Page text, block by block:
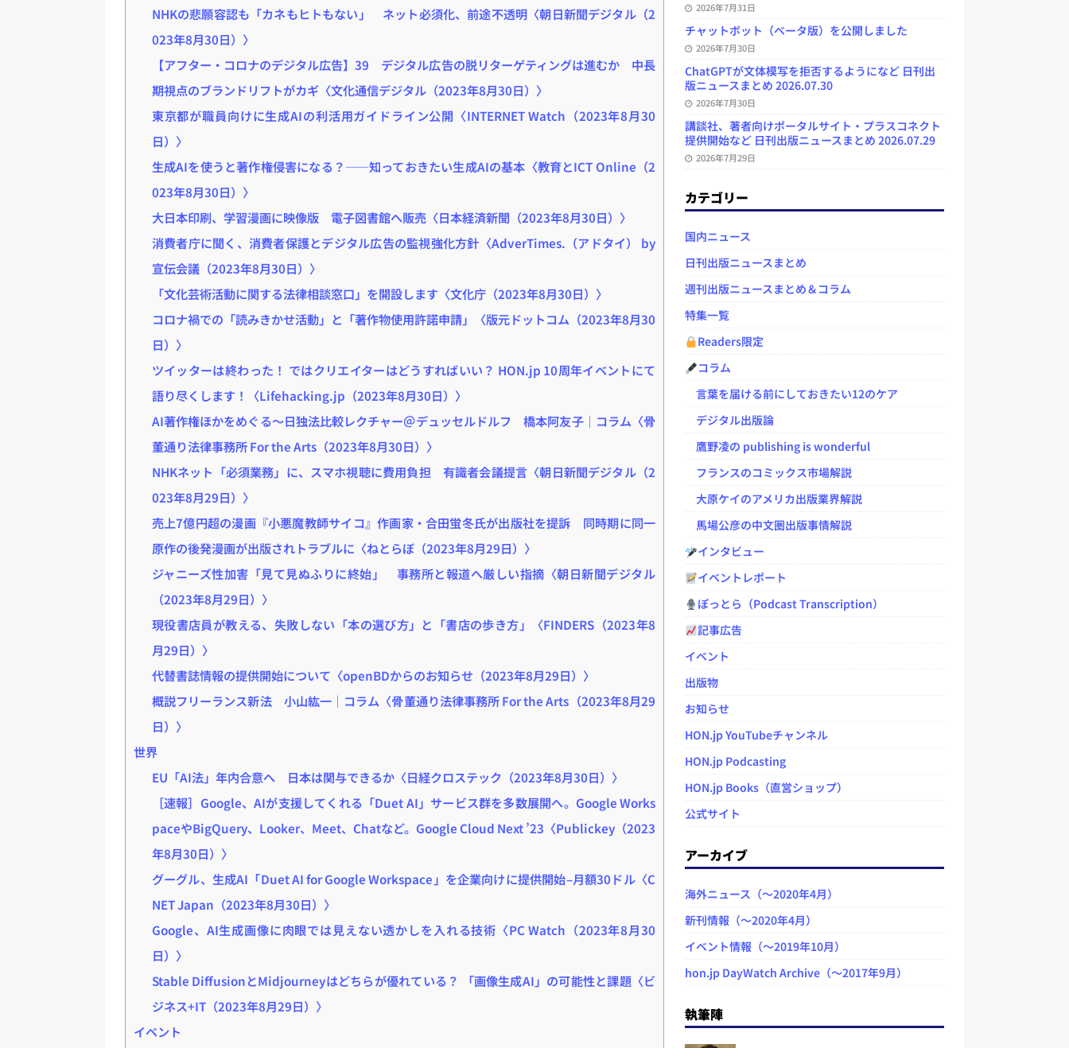
NHKの悲願容認も「カネもヒトもない」 ネット必須化、前途不透明〈朝日新聞デジタル（2
023年8月30日）〉
【アフター・コロナのデジタル広告】39 デジタル広告の脱リターゲティングは進むか 中長
期視点のブランドリフトがカギ〈文化通信デジタル（2023年8月30日）〉
東京都が職員向けに生成AIの利活用ガイドライン公開〈INTERNET Watch（2023年8月30
日）〉
生成AIを使うと著作権侵害になる？――知っておきたい生成AIの基本〈教育とICT Online（2
023年8月30日）〉
大日本印刷、学習漫画に映像版 電子図書館へ販売〈日本経済新聞（2023年8月30日）〉
消費者庁に聞く、消費者保護とデジタル広告の監視強化方針〈AdverTimes.（アドタイ） by
宣伝会議（2023年8月30日）〉
「文化芸術活動に関する法律相談窓口」を開設します〈文化庁（2023年8月30日）〉
コロナ禍での「読みきかせ活動」と「著作物使用許諾申請」〈版元ドットコム（2023年8月30
日）〉
ツイッターは終わった！ ではクリエイターはどうすればいい？ HON.jp 10周年イベントにて
語り尽くします！〈Lifehacking.jp（2023年8月30日）〉
AI著作権ほかをめぐる～日独法比較レクチャー＠デュッセルドルフ 橋本阿友子｜コラム〈骨
董通り法律事務所 For the Arts（2023年8月30日）〉
NHKネット「必須業務」に、スマホ視聴に費用負担 有識者会議提言〈朝日新聞デジタル（2
023年8月29日）〉
売上7億円超の漫画『小悪魔教師サイコ』作画家・合田蛍冬氏が出版社を提訴 同時期に同一
原作の後発漫画が出版されトラブルに〈ねとらぼ（2023年8月29日）〉
ジャニーズ性加害「見て見ぬふりに終始」 事務所と報道へ厳しい指摘〈朝日新聞デジタル
（2023年8月29日）〉
現役書店員が教える、失敗しない「本の選び方」と「書店の歩き方」〈FINDERS（2023年8
月29日）〉
代替書誌情報の提供開始について〈openBDからのお知らせ（2023年8月29日）〉
概説フリーランス新法 小山紘一｜コラム〈骨董通り法律事務所 For the Arts（2023年8月29
日）〉
世界
EU「AI法」年内合意へ 日本は関与できるか〈日経クロステック（2023年8月30日）〉
［速報］Google、AIが支援してくれる「Duet AI」サービス群を多数展開へ。Google Works
paceやBigQuery、Looker、Meet、Chatなど。Google Cloud Next ’23〈Publickey（2023
年8月30日）〉
グーグル、生成AI「Duet AI for Google Workspace」を企業向けに提供開始–月額30ドル〈C
NET Japan（2023年8月30日）〉
Google、AI生成画像に肉眼では見えない透かしを入れる技術〈PC Watch（2023年8月30
日）〉
Stable DiffusionとMidjourneyはどちらが優れている？ 「画像生成AI」の可能性と課題〈ビ
ジネス+IT（2023年8月29日）〉
イベント
2026年7月31日
チャットボット（ベータ版）を公開しました
2026年7月30日
ChatGPTが文体模写を拒否するようになど 日刊出
版ニュースまとめ 2026.07.30
2026年7月30日
講談社、著者向けポータルサイト・プラスコネクト
提供開始など 日刊出版ニュースまとめ 2026.07.29
2026年7月29日
カテゴリー
国内ニュース
日刊出版ニュースまとめ
週刊出版ニュースまとめ＆コラム
特集一覧
Readers限定
コラム
言葉を届ける前にしておきたい12のケア
デジタル出版論
鷹野凌の publishing is wonderful
フランスのコミックス市場解説
大原ケイのアメリカ出版業界解説
馬場公彦の中文圏出版事情解説
インタビュー
イベントレポート
ぽっとら（Podcast Transcription）
記事広告
イベント
出版物
お知らせ
HON.jp YouTubeチャンネル
HON.jp Podcasting
HON.jp Books（直営ショップ）
公式サイト
アーカイブ
海外ニュース（～2020年4月）
新刊情報（～2020年4月）
イベント情報（～2019年10月）
hon.jp DayWatch Archive（～2017年9月）
執筆陣